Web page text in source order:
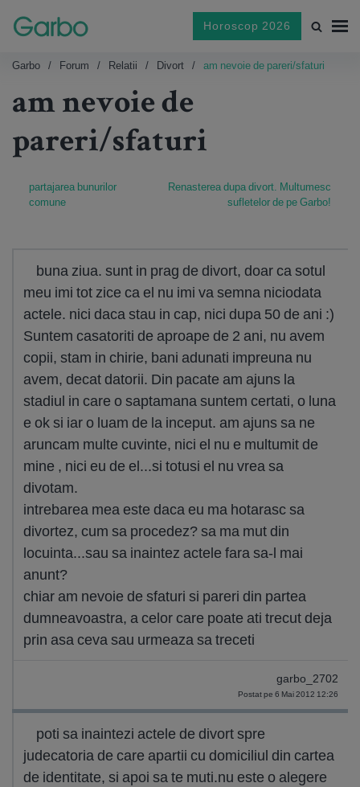
Horoscop 2026
Garbo Forum Relatii Divort am nevoie de pareri/sfaturi
am nevoie de
pareri/sfaturi
partajarea bunurilor
comune
Renasterea dupa divort. Multumesc
sufletelor de pe Garbo!
buna ziua. sunt in prag de divort, doar ca sotul
meu imi tot zice ca el nu imi va semna niciodata
actele. nici daca stau in cap, nici dupa 50 de ani :)
Suntem casatoriti de aproape de 2 ani, nu avem
copii, stam in chirie, bani adunati impreuna nu
avem, decat datorii. Din pacate am ajuns la
stadiul in care o saptamana suntem certati, o luna
e ok si iar o luam de la inceput. am ajuns sa ne
aruncam multe cuvinte, nici el nu e multumit de
mine , nici eu de el...si totusi el nu vrea sa
divotam.
intrebarea mea este daca eu ma hotarasc sa
divortez, cum sa procedez? sa ma mut din
locuinta...sau sa inaintez actele fara sa-l mai
anunt?
chiar am nevoie de sfaturi si pareri din partea
dumneavoastra, a celor care poate ati trecut deja
prin asa ceva sau urmeaza sa treceti
garbo_2702
Postat pe 6 Mai 2012 12:26
poti sa inaintezi actele de divort spre
judecatoria de care apartii cu domiciliul din cartea
de identitate, si apoi sa te muti.nu este o alegere